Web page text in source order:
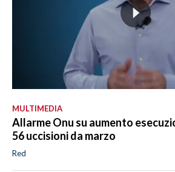
MULTIMEDIA
Allarme Onu su aumento
56 uccisioni da marzo
Red